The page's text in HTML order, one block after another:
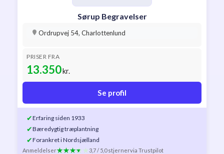
Sørup Begravelser
Ordrupvej 54, Charlottenlund
PRISER FRA
13.350kr.
Se profil
✔Erfaring siden 1933
✔Bæredygtig træplantning
✔Forankret i Nordsjælland
Anmeldelser 3,7 / 5,0 stjernervia Trustpilot